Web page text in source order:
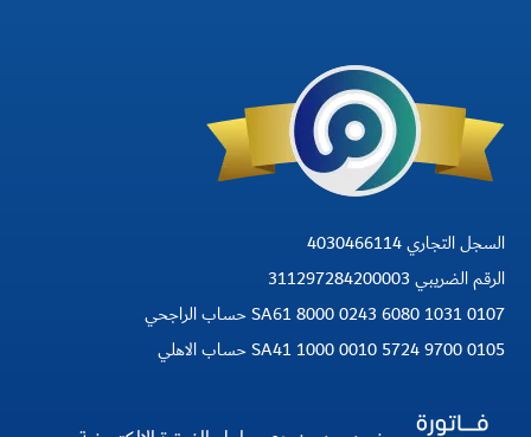
السجل التجاري 4030466114
الرقم الضريبي 311297284200003
SA61 8000 0243 6080 1031 0107 حساب الراجحي
SA41 1000 0010 5724 9700 0105 حساب الاهلي